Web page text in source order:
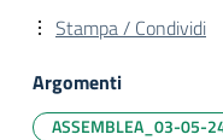
Stampa / Condividi
Argomenti
ASSEMBLEA_03-05-